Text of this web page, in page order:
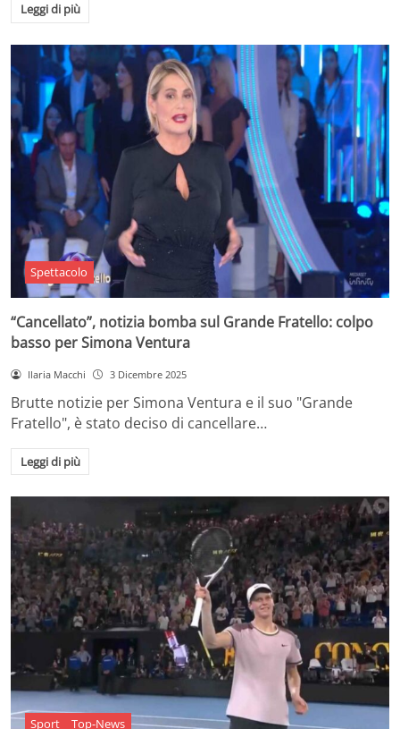
Leggi di più
Spettacolo
“Cancellato”, notizia bomba sul Grande Fratello: colpo
basso per Simona Ventura
Ilaria Macchi 3 Dicembre 2025
Brutte notizie per Simona Ventura e il suo "Grande
Fratello", è stato deciso di cancellare…
Leggi di più
Sport Top-News